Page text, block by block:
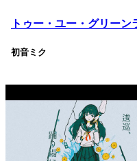
トゥー・ユー・グリーン
初音ミク